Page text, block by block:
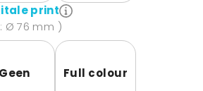
print
Ø 76 mm )
Geen Full colour